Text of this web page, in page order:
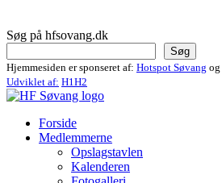
Søg på hfsovang.dk
Søg
Hjemmesiden er sponseret af: Hotspot Søvang og
Udviklet af: H1H2
Forside
Medlemmerne
Opslagstavlen
Kalenderen